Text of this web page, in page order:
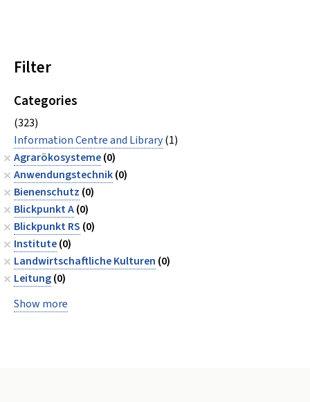
Filter
Categories
(323)
Information Centre and Library(1)
Agrarökosysteme(0)
Anwendungstechnik(0)
Bienenschutz (0)
Blickpunkt A(0)
Blickpunkt RS (0)
Institute(0)
Landwirtschaftliche Kulturen (0)
Leitung(0)
Show more